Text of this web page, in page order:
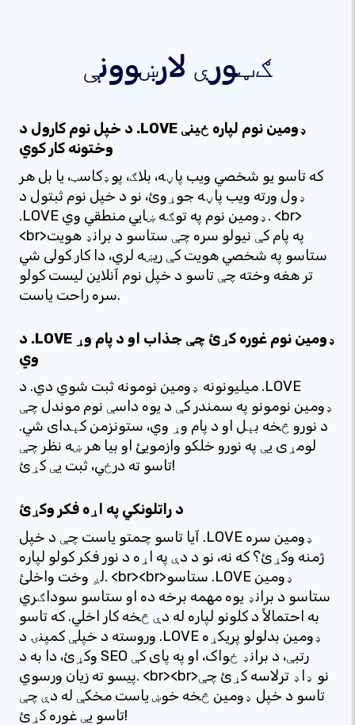
ګټورې لارښوونې
د خپل نوم کارول د .LOVE ډومین نوم لپاره ځینې
وختونه کار کوي
که تاسو یو شخصي ویب پاڼه، بلاګ، پوډکاسټ، یا بل هر
ډول ورته ویب پاڼه جوړوئ، نو د خپل نوم ثبتول د
.LOVE ډومین نوم په توګه ښایي منطقي وي. <br>
<br>په پام کې نیولو سره چې ستاسو د برانډ هویت
ستاسو په شخصي هویت کې ریښه لري، دا کار کولی شي
تر هغه وخته چې تاسو د خپل نوم آنلاین لیست کولو
سره راحت یاست.
د .LOVE ډومین نوم غوره کړئ چې جذاب او د پام وړ
وي
میلیونونه ډومین نومونه ثبت شوي دي. د .LOVE
ډومین نومونو په سمندر کې د یوه داسې نوم موندل چې
د نورو څخه بېل او د پام وړ وي، ستونزمن کېدای شي.
لومړی یې په نورو خلکو وازمویئ او بیا هر ښه نظر چې
تاسو ته درځي، ثبت یې کړئ!
د راتلونکي په اړه فکر وکړئ
آیا تاسو چمتو یاست چې د خپل .LOVE ډومین سره
ژمنه وکړئ؟ که نه، نو د دې په اړه د نور فکر کولو لپاره
لږ وخت واخلئ. <br><br>ستاسو .LOVE ډومین
ستاسو د برانډ یوه مهمه برخه ده او ستاسو سوداګري
به احتمالاً د کلونو لپاره له دې څخه کار اخلي. که تاسو
وروسته د خپلې کمپنۍ د .LOVE ډومین بدلولو پریکړه
وکړئ، دا به د SEO رتبې، د برانډ ځواک، او په پای کې
پیسو ته زیان ورسوي. <br><br>نو ډاډ ترلاسه کړئ چې
تاسو د خپل ډومین څخه خوښ یاست مخکې له دې چې
تاسو یې غوره کړئ!